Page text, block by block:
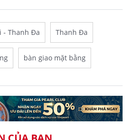
- Thanh Đa Thanh Đa
bàn giao mặt bằng